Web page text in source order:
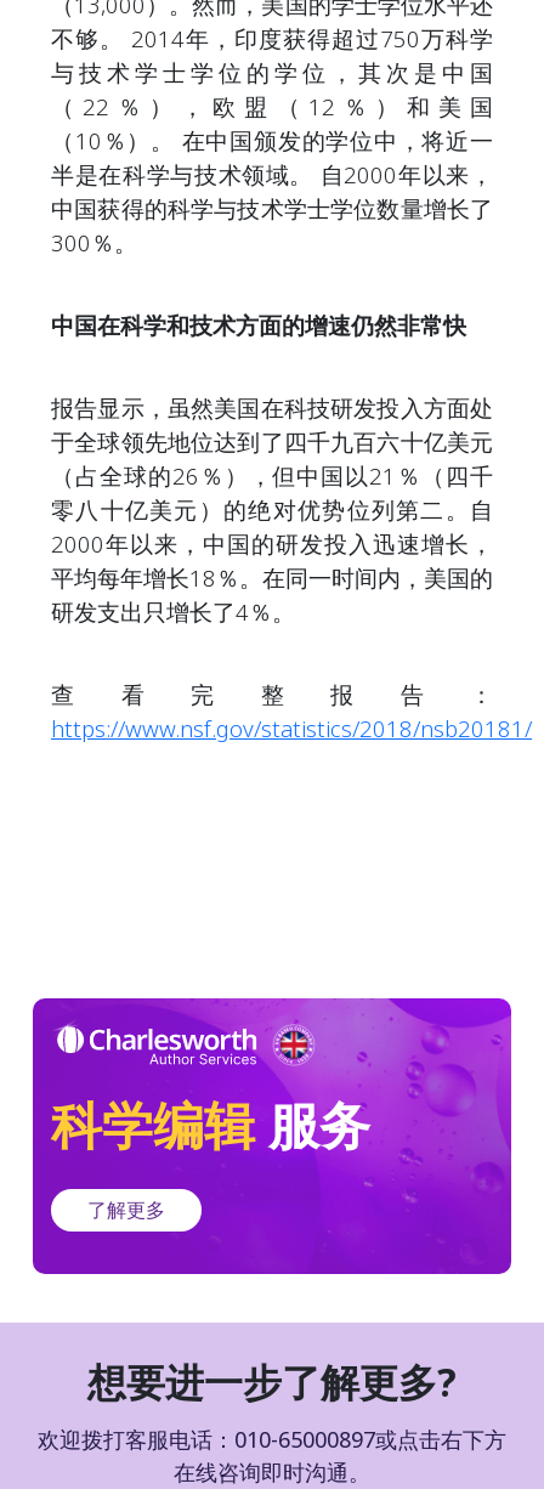
不够。 2014年，印度获得超过750万科学
与技术学士学位的学位，其次是中国
（22％），欧盟（12％）和美国
（10％）。 在中国颁发的学位中，将近一
半是在科学与技术领域。 自2000年以来，
中国获得的科学与技术学士学位数量增长了
300％。
中国在科学和技术方面的增速仍然非常快
报告显示，虽然美国在科技研发投入方面处
于全球领先地位达到了四千九百六十亿美元
（占全球的26％），但中国以21％（四千
零八十亿美元）的绝对优势位列第二。自
2000年以来，中国的研发投入迅速增长，
平均每年增长18％。在同一时间内，美国的
研发支出只增长了4％。
查看完整报告：
https://www.nsf.gov/statistics/2018/nsb20181/
科学编辑服务
了解更多
想要进一步了解更多?
欢迎拨打客服电话：010-65000897或点击右下方
在线咨询即时沟通。